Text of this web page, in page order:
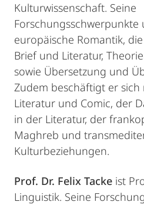
Kulturwissenschaft. Seine
Forschungsschwerpunkte
europäische Romantik,
Brief und Literatur,
sowie Übersetzung und
Zudem beschäftigt er sich
Literatur und Comic, der
in der Literatur, der
Maghreb und
Kulturbeziehungen.
Prof. Dr. Felix Tacke ist
Linguistik. Seine